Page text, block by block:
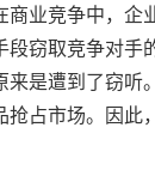
业竞争中，企
窃取竞争对手
是遭到了窃听
占市场。因此